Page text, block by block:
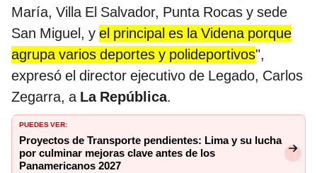
María, Villa El Salvador, Punta Rocas y sede
San Miguel, y el principal es la Videna porque
agrupa varios deportes y polideportivos",
expresó el director ejecutivo de Legado, Carlos
Zegarra, aLa República.
PUEDES VER:
Proyectos de Transporte pendientes: Lima y su lucha
por culminar mejoras clave antes de los
Panamericanos 2027